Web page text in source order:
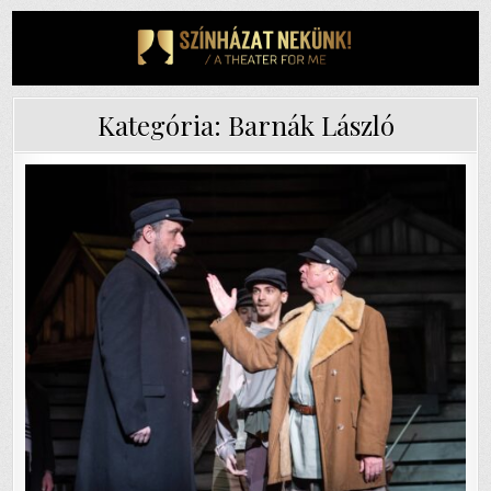
Kategória: Barnák László